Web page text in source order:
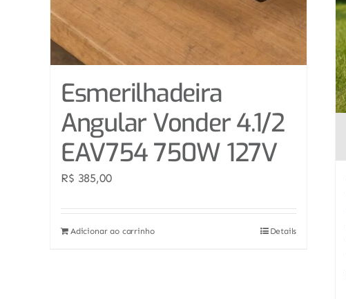
Esmerilhadeira
Angular Vonder 4.1/2
EAV754 750W 127V
R$ 385,00
Adicionar ao carrinho Details